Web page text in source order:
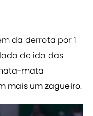
da derrota por 1
de ida das
mata
mais um zagueiro.